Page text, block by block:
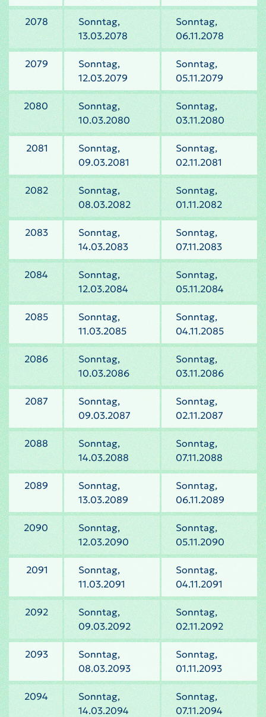
2078
Sonntag,
13.03.2078
Sonntag,
06.11.2078
2079
Sonntag,
12.03.2079
Sonntag,
05.11.2079
2080
Sonntag,
10.03.2080
Sonntag,
03.11.2080
2081
Sonntag,
09.03.2081
Sonntag,
02.11.2081
2082
Sonntag,
08.03.2082
Sonntag,
01.11.2082
2083
Sonntag,
14.03.2083
Sonntag,
07.11.2083
2084
Sonntag,
12.03.2084
Sonntag,
05.11.2084
2085
Sonntag,
11.03.2085
Sonntag,
04.11.2085
2086
Sonntag,
10.03.2086
Sonntag,
03.11.2086
2087
Sonntag,
09.03.2087
Sonntag,
02.11.2087
2088
Sonntag,
14.03.2088
Sonntag,
07.11.2088
2089
Sonntag,
13.03.2089
Sonntag,
06.11.2089
2090
Sonntag,
12.03.2090
Sonntag,
05.11.2090
2091
Sonntag,
11.03.2091
Sonntag,
04.11.2091
2092
Sonntag,
09.03.2092
Sonntag,
02.11.2092
2093
Sonntag,
08.03.2093
Sonntag,
01.11.2093
2094
Sonntag,
14.03.2094
Sonntag,
07.11.2094